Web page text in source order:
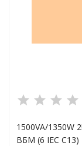
1500VA/1350W
ВБМ (6 IEC С13)